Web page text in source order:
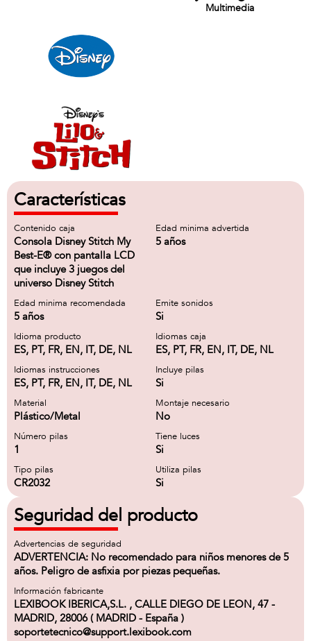
Multimedia
Características
Contenido caja
Consola Disney Stitch My
Best-E® con pantalla LCD
que incluye 3 juegos del
universo Disney Stitch
Edad minima advertida
5 años
Edad minima recomendada
5 años
Emite sonidos
Si
Idioma producto
ES, PT, FR, EN, IT, DE, NL
Idiomas caja
ES, PT, FR, EN, IT, DE, NL
Idiomas instrucciones
ES, PT, FR, EN, IT, DE, NL
Incluye pilas
Si
Material
Plástico/Metal
Montaje necesario
No
Número pilas
1
Tiene luces
Si
Tipo pilas
CR2032
Utiliza pilas
Si
Seguridad del producto
Advertencias de seguridad
ADVERTENCIA: No recomendado para niños menores de 5
años. Peligro de asfixia por piezas pequeñas.
Información fabricante
LEXIBOOK IBERICA,S.L. , CALLE DIEGO DE LEON, 47 -
MADRID, 28006 ( MADRID - España )
soportetecnico@support.lexibook.com